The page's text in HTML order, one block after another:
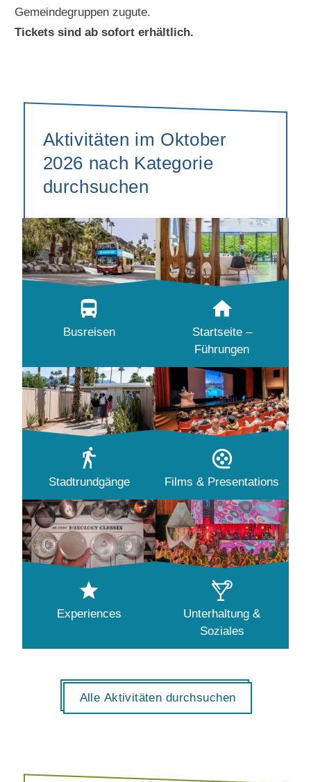
Gemeindegruppen zugute.
Tickets sind ab sofort erhältlich.
Aktivitäten im Oktober
2026 nach Kategorie
durchsuchen
Busreisen
Startseite –
Führungen
Stadtrundgänge Films & Presentations
Experiences
Unterhaltung &
Soziales
Alle Aktivitäten durchsuchen